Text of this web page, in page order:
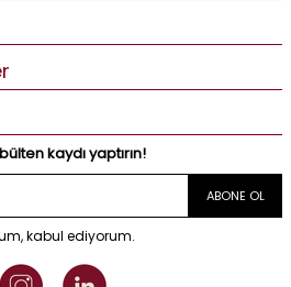
kaydı yaptırın!
ABONE OL
kabul ediyorum.